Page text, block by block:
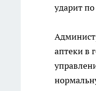
ударит
аптеки в